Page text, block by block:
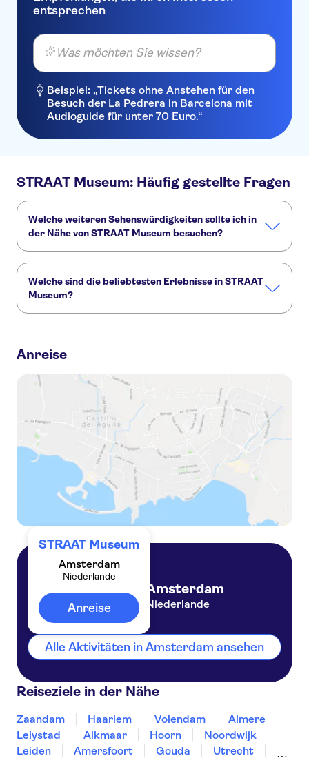
entsprechen
Was möchten Sie wissen?
Beispiel: „Tickets ohne Anstehen für den
Besuch der La Pedrera in Barcelona mit
Audioguide für unter 70 Euro.“
STRAAT Museum: Häufig gestellte Fragen
Welche weiteren Sehenswürdigkeiten sollte ich in
der Nähe von STRAAT Museum besuchen?
Kanalrundfahrt in Amsterdam
Welche sind die beliebtesten Erlebnisse in STRAAT
Museum?
Anreise
STRAAT Museum
Amsterdam
Niederlande
Anreise
Amsterdam
Niederlande
Alle Aktivitäten in Amsterdam ansehen
Reiseziele in der Nähe
Zaandam Haarlem Volendam
Almere
Lelystad
Alkmaar Hoorn
Noordwijk
Leiden
Amersfoort Gouda
Utrecht